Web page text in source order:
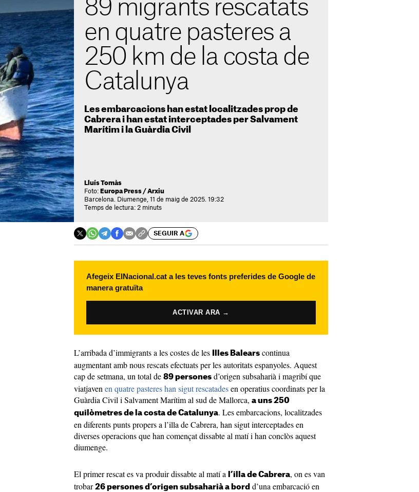
89 migrants rescatats
en quatre pasteres a
250 km de la costa de
Catalunya
Les embarcacions han estat localitzades prop de
Cabrera i han estat interceptades per Salvament
Marítim i la Guàrdia Civil
Lluís Tomàs
Foto: Europa Press / Arxiu
Barcelona. Diumenge, 11 de maig de 2025. 19:32
Temps de lectura: 2 minuts
SEGUIR A
Afegeix ElNacional.cat a les teves fonts preferides de Google de
manera gratuïta
ACTIVAR ARA →
L’arribada d’immigrants a les costes de les Illes Balears continua
augmentant amb nous rescats efectuats per les autoritats espanyoles. Aquest
cap de setmana, un total de 89 persones d’origen subsaharià i magribí que
viatjaven en quatre pasteres han sigut rescatadesen operatius coordinats per la
Guàrdia Civil i Salvament Marítim al sud de Mallorca, a uns 250
quilòmetres de la costa de Catalunya. Les embarcacions, localitzades
en diferents punts propers a l’illa de Cabrera, han sigut interceptades en
diverses operacions que han començat dissabte al matí i han conclòs aquest
diumenge.
El primer rescat es va produir dissabte al matí a l’illa de Cabrera, on es van
trobar 26 persones d’origen subsaharià a bord d’una embarcació en